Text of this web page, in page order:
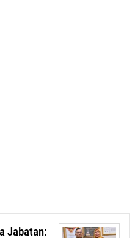
Jabatan: